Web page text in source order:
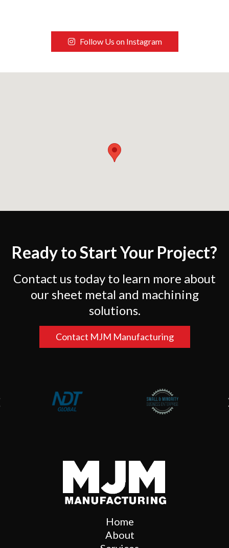
Follow Us on Instagram
Ready to Start Your Project?
Contact us today to learn more about
our sheet metal and machining
solutions.
Contact MJM Manufacturing
Home
About